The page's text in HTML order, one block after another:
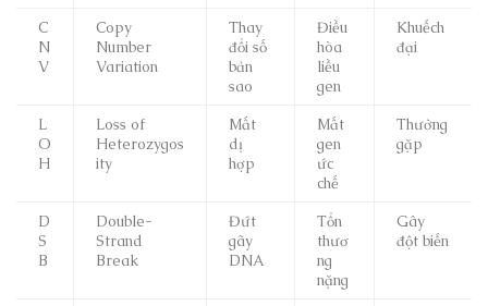
C
N
V
Copy
Number
Variation
Thay
đổi số
bản
sao
Điều
hòa
liều
gen
Khuếch
đại
L
O
H
Loss of
Heterozygos
ity
Mất
dị
hợp
Mất
gen
ức
chế
Thường
gặp
D
S
B
Double-
Strand
Break
Đứt
gãy
DNA
Tổn
thươ
ng
nặng
Gây
đột biến